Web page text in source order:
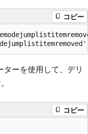
コピー
ーを使用して、デリ
コピー